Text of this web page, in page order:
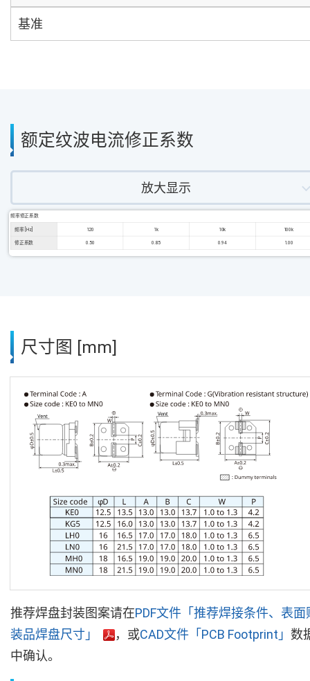
基准
额定纹波电流修正系数
放大显示
频率修正系数
频率 [Hz] 120 1k 10k 100k
修正系数 0.50 0.85 0.94 1.00
尺寸图 [mm]
推荐焊盘封装图案请在PDF文件「推荐焊接条件、表面
装品焊盘尺寸」
，或CAD文件「PCB Footprint」 数
中确认。